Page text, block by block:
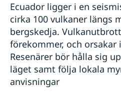
Ecuador ligger i en
cirka 100 vulkaner längs
bergskedja.
förekommer, och orsakar
Resenärer bör hålla sig
läget samt följa lokala
anvisningar